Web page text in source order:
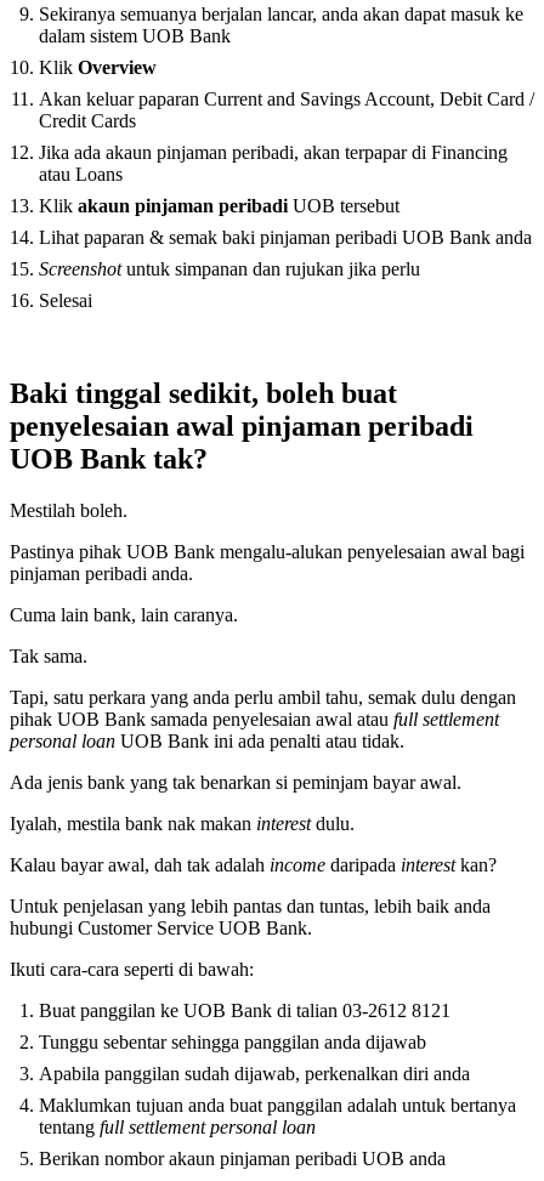
Sekiranya semuanya berjalan lancar, anda akan dapat masuk ke
dalam sistem UOB Bank
Klik Overview
Akan keluar paparan Current and Savings Account, Debit Card /
Credit Cards
Jika ada akaun pinjaman peribadi, akan terpapar di Financing
atau Loans
Klik akaun pinjaman peribadi UOB tersebut
Lihat paparan & semak baki pinjaman peribadi UOB Bank anda
Screenshotuntuk simpanan dan rujukan jika perlu
Selesai
Baki tinggal sedikit, boleh buat
penyelesaian awal pinjaman peribadi
UOB Bank tak?
Mestilah boleh.
Pastinya pihak UOB Bank mengalu-alukan penyelesaian awal bagi
pinjaman peribadi anda.
Cuma lain bank, lain caranya.
Tak sama.
Tapi, satu perkara yang anda perlu ambil tahu, semak dulu dengan
pihak UOB Bank samada penyelesaian awal atau full settlement
personal loan UOB Bank ini ada penalti atau tidak.
Ada jenis bank yang tak benarkan si peminjam bayar awal.
Iyalah, mestila bank nak makan interestdulu.
Kalau bayar awal, dah tak adalah income daripada interestkan?
Untuk penjelasan yang lebih pantas dan tuntas, lebih baik anda
hubungi Customer Service UOB Bank.
Ikuti cara-cara seperti di bawah:
Buat panggilan ke UOB Bank di talian 03-2612 8121
Tunggu sebentar sehingga panggilan anda dijawab
Apabila panggilan sudah dijawab, perkenalkan diri anda
Maklumkan tujuan anda buat panggilan adalah untuk bertanya
tentang full settlement personal loan
Berikan nombor akaun pinjaman peribadi UOB anda